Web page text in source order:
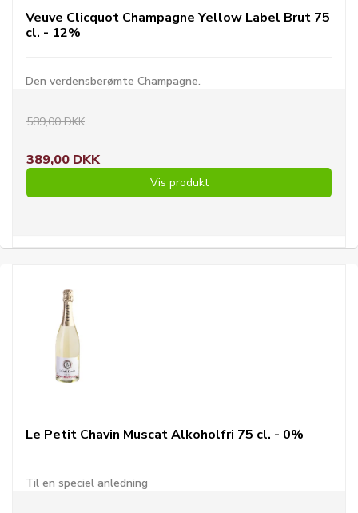
Veuve Clicquot Champagne Yellow Label Brut 75
cl. - 12%
Den verdensberømte Champagne.
589,00 DKK
389,00 DKK
Vis produkt
Le Petit Chavin Muscat Alkoholfri 75 cl. - 0%
Til en speciel anledning